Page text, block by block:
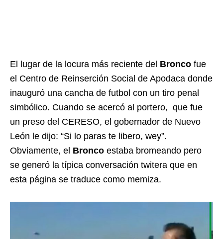
El lugar de la locura más reciente del Bronco fue
el Centro de Reinserción Social de Apodaca donde
inauguró una cancha de futbol con un tiro penal
simbólico. Cuando se acercó al portero, que fue
un preso del CERESO, el gobernador de Nuevo
León le dijo: “Si lo paras te libero, wey”.
Obviamente, el Bronco estaba bromeando pero
se generó la típica conversación twitera que en
esta página se traduce como memiza.